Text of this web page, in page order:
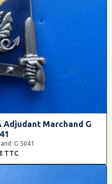
Adjudant Marchand G
G 5041
TTC